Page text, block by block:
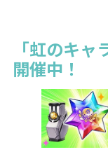
「虹のキャ
開催中！